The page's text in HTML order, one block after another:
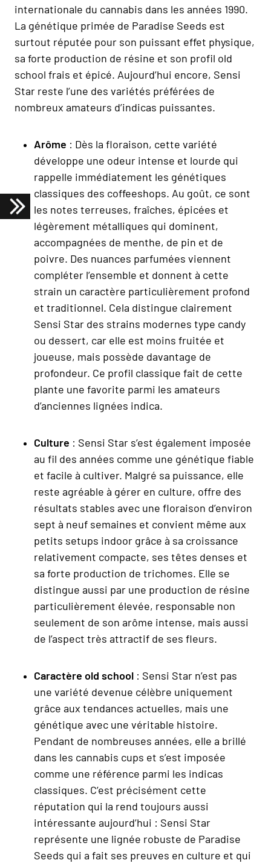
internationale du cannabis dans les années 1990.
La génétique primée de Paradise Seeds est
surtout réputée pour son puissant effet physique,
sa forte production de résine et son profil old
school frais et épicé. Aujourd’hui encore, Sensi
Star reste l’une des variétés préférées de
nombreux amateurs d’indicas puissantes.
Arôme : Dès la floraison, cette variété
développe une odeur intense et lourde qui
rappelle immédiatement les génétiques
classiques des coffeeshops. Au goût, ce sont
les notes terreuses, fraîches, épicées et
légèrement métalliques qui dominent,
accompagnées de menthe, de pin et de
poivre. Des nuances parfumées viennent
compléter l’ensemble et donnent à cette
strain un caractère particulièrement profond
et traditionnel. Cela distingue clairement
Sensi Star des strains modernes type candy
ou dessert, car elle est moins fruitée et
joueuse, mais possède davantage de
profondeur. Ce profil classique fait de cette
plante une favorite parmi les amateurs
d’anciennes lignées indica.
Culture : Sensi Star s’est également imposée
au fil des années comme une génétique fiable
et facile à cultiver. Malgré sa puissance, elle
reste agréable à gérer en culture, offre des
résultats stables avec une floraison d’environ
sept à neuf semaines et convient même aux
petits setups indoor grâce à sa croissance
relativement compacte, ses têtes denses et
sa forte production de trichomes. Elle se
distingue aussi par une production de résine
particulièrement élevée, responsable non
seulement de son arôme intense, mais aussi
de l’aspect très attractif de ses fleurs.
Caractère old school : Sensi Star n’est pas
une variété devenue célèbre uniquement
grâce aux tendances actuelles, mais une
génétique avec une véritable histoire.
Pendant de nombreuses années, elle a brillé
dans les cannabis cups et s’est imposée
comme une référence parmi les indicas
classiques. C’est précisément cette
réputation qui la rend toujours aussi
intéressante aujourd’hui : Sensi Star
représente une lignée robuste de Paradise
Seeds qui a fait ses preuves en culture et qui